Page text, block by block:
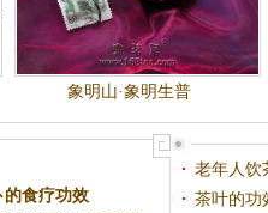
象明山·象明生普
的食疗功效
老年人饮
茶叶的功